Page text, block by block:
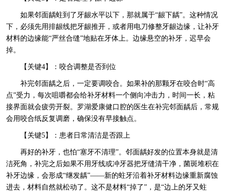
如果邻面龋蛀到了牙龈水平以下，那就属于“龈下龋”。这种情况
下，必须先用排龈线把牙龈推开，或者用电刀修整牙龈边缘，让补牙
材料的边缘能“严丝合缝”地贴在牙体上。边缘悬空的补牙，迟早会
掉。
【关键4】：咬合调整是否到位
补完邻面龋之后，一定要调咬合。如果补的那颗牙在咬合时“高
点”受力，每次咀嚼都会给补牙材料一个侧向冲击力，时间一长，粘
接界面就会疲劳开裂。罗湖爱康健口腔的医生在补完邻面龋后，常规
会用咬合纸反复调磨，确保没有早接触点。
【关键5】：患者日常清洁是否跟上
再好的补牙，也怕“塞牙不清理”。邻面龋好发的位置本身就是清
洁死角，补完之后如果不用牙线或冲牙器把牙缝清干净，菌斑堆积在
补牙边缘，会形成“继发龋”——新的蛀牙沿着补牙材料边缘重新腐蚀
进去，材料自然就松动了。这不是材料“掉了”，是“边上的牙又蛀